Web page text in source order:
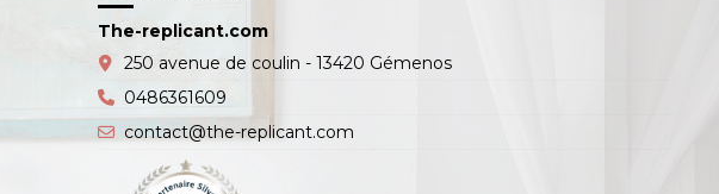
The-replicant.com
250 avenue de coulin - 13420 Gémenos
0486361609
contact@the-replicant.com